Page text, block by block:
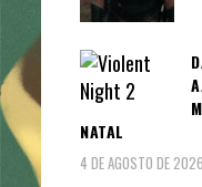
NATAL
4 DE AGOSTO DE 2026